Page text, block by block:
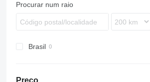
Procurar num raio
Brasil
Preço